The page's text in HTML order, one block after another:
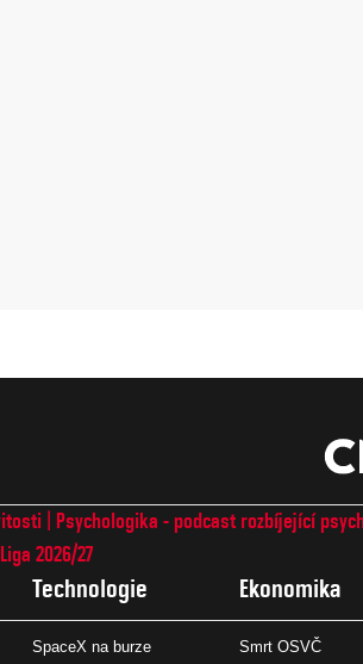
Psychologika - podcast rozbíjející
2026/27
Technologie
SpaceX na burze
Ekonomika
Smrt OSVČ